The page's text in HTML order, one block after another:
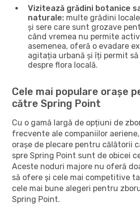
Vizitează grădini botanice
naturale: multe grădini
și sere care sunt grozave
când vremea nu permite
asemenea, oferă o evadare
agitația urbană și îți permit
despre flora locală.
Cele mai populare orașe
către Spring Point
Cu o gamă largă de opțiuni de
frecvente ale companiilor
orașe de plecare pentru călătorii
spre Spring Point sunt de obicei
Aceste noduri majore nu oferă
să ofere și cele mai competitive
cele mai bune alegeri pentru
Spring Point.